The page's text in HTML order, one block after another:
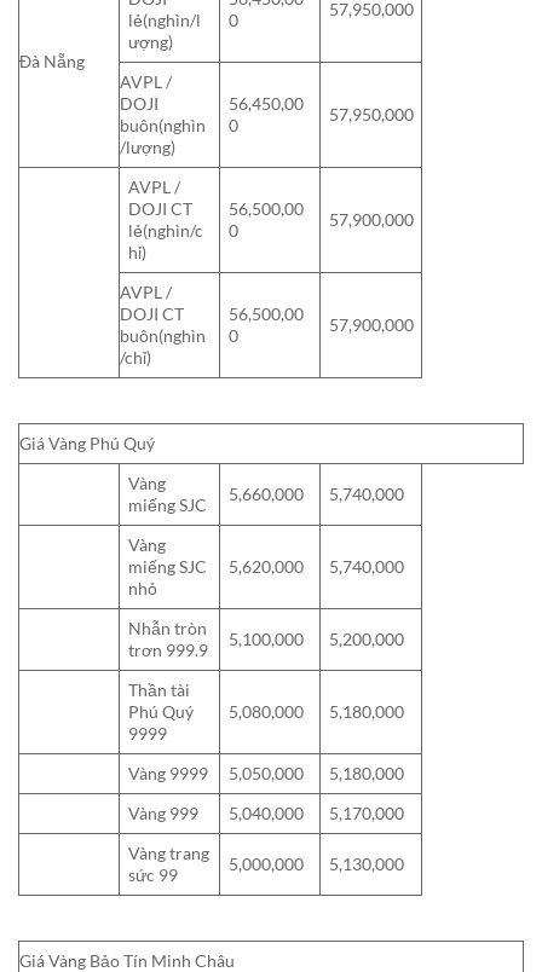
Đà Nẵng
lẻ(nghìn/l
ượng)
0
57,950,000
AVPL /
DOJI
buôn(nghìn
/lượng)
56,450,00
0
57,950,000
AVPL /
DOJI CT
lẻ(nghìn/c
hỉ)
56,500,00
0
57,900,000
AVPL /
DOJI CT
buôn(nghìn
/chỉ)
56,500,00
0
57,900,000
Giá Vàng Phú Quý
Vàng
miếng SJC
5,660,000 5,740,000
Vàng
miếng SJC
nhỏ
5,620,000 5,740,000
Nhẫn tròn
trơn 999.9
5,100,000 5,200,000
Thần tài
Phú Quý
9999
5,080,000 5,180,000
Vàng 9999 5,050,000
5,180,000
Vàng 999
5,040,000
5,170,000
Vàng trang
sức 99
5,000,000 5,130,000
Giá Vàng Bảo Tín Minh Châu